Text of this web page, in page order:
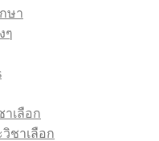
ษา
ๆ
เลือก
ชาเลือก